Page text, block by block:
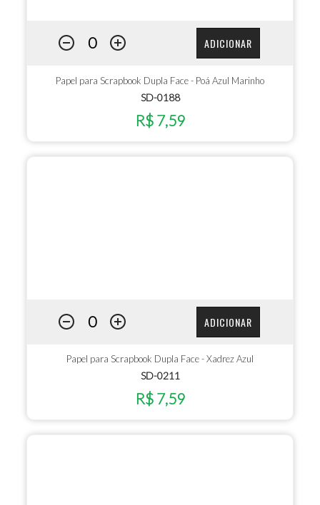
ADICIONAR
Papel para Scrapbook Dupla Face - Poá Azul Marinho
SD-0188
R$ 7,59
ADICIONAR
Papel para Scrapbook Dupla Face - Xadrez Azul
SD-0211
R$ 7,59